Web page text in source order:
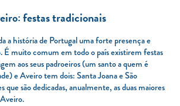
festas tradicionais
a história de Portugal uma forte presença e
É muito comum em todo o país existirem festas
aos seus padroeiros (um santo a quem é
e Aveiro tem dois: Santa Joana e São
que são dedicadas, anualmente, as duas maiores